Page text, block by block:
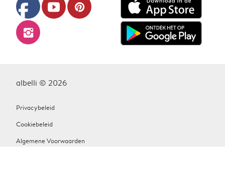
facebook youtube pinterest
instagram
albelli © 2026
Privacybeleid
Cookiebeleid
Algemene Voorwaarden